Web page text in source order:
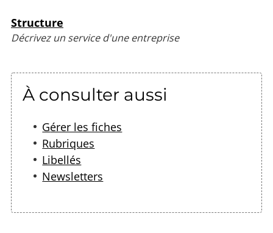
Structure
Décrivez un service d'une entreprise
À consulter aussi
Gérer les fiches
Rubriques
Libellés
Newsletters